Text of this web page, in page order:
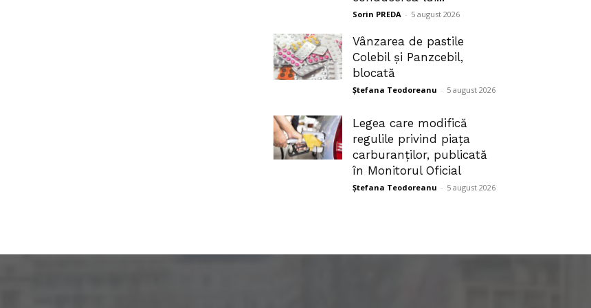
Sorin PREDA - 5 august 2026
Vânzarea de pastile
Colebil și Panzcebil,
blocată
Ștefana Teodoreanu - 5 august 2026
Legea care modifică
regulile privind piața
carburanților, publicată
în Monitorul Oficial
Ștefana Teodoreanu - 5 august 2026